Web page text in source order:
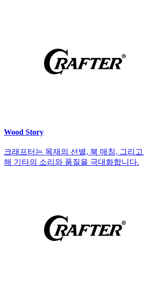
Wood Story
크래프터는 목재의 선별, 북 매칭, 그리
해 기타의 소리와 품질을 극대화합니다.